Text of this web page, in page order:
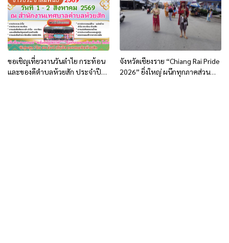
ขอเชิญเที่ยวงานวันลำไย กระท้อน
และของดีตำบลห้วยสัก ประจำปี
จังหวัดเชียงราย “Chiang Rai Pride
2026” ยิ่งใหญ่ ผนึกทุกภาคส่วน